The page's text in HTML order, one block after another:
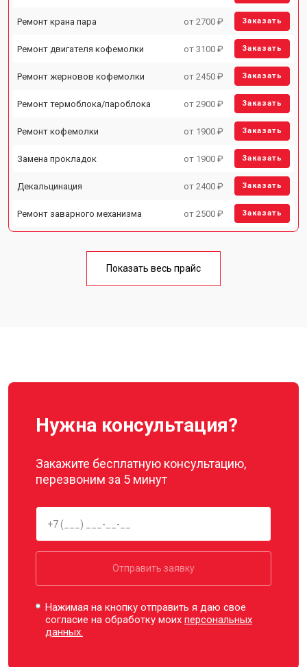
Ремонт крана пара от 2700 ₽ Заказать
Ремонт двигателя кофемолки от 3100 ₽ Заказать
Ремонт жерновов кофемолки от 2450 ₽ Заказать
Ремонт термоблока/пароблока от 2900 ₽ Заказать
Ремонт кофемолки от 1900 ₽ Заказать
Замена прокладок от 1900 ₽ Заказать
Декальцинация от 2400 ₽ Заказать
Ремонт заварного механизма от 2500 ₽ Заказать
Показать весь прайс
Нужна консультация?
Закажите бесплатную консультацию,
перезвоним за 5 минут
Отправить заявку
Нажимая на кнопку отправить я даю свое
согласие на обработку моихперсональных
данных.